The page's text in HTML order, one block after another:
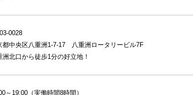
0028
都中央区八重洲1-7-17 八重洲ロータリービル7F
洲北口から徒歩1分の好立地！
～19:00（実働時間8時間）